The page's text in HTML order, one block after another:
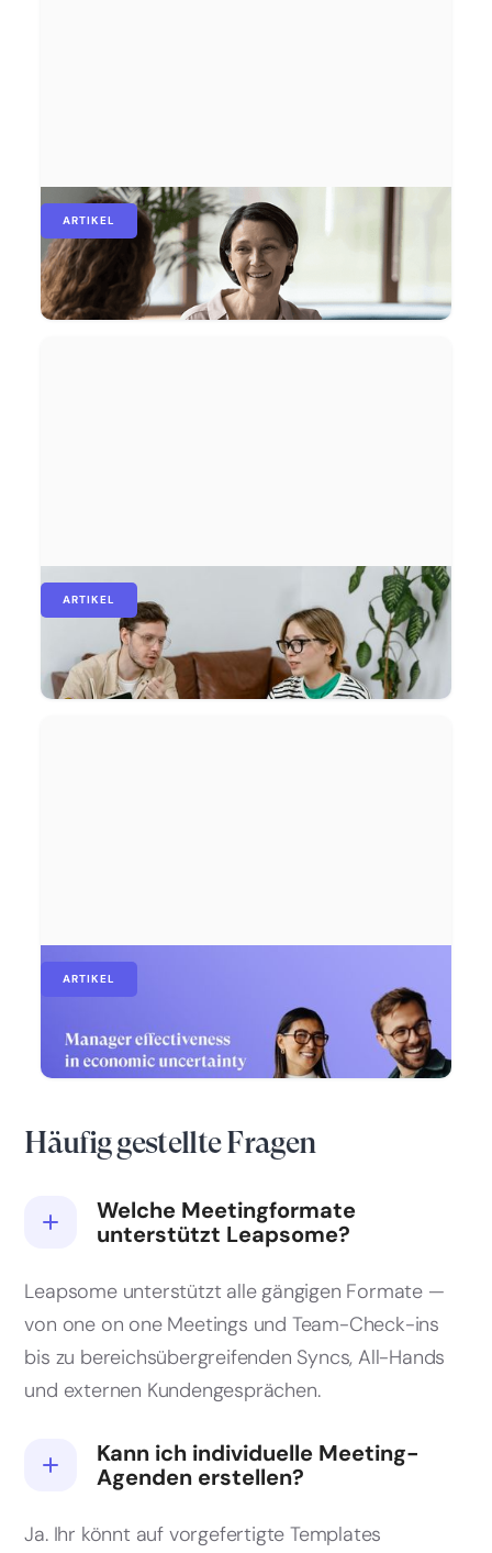
ARTIKEL
Skip-Level-Meetings: Umsetzung, Aufbau
und Tipps
ARTIKEL
Meetings am Arbeitsplatz: der ultimative
Leitfaden
ARTIKEL
Effektivität von Managern in unsicheren
Zeiten: Leitfaden 2026
Häufig gestellte Fragen
Welche Meetingformate
unterstützt Leapsome?
Leapsome unterstützt alle gängigen Formate —
von one on one Meetings und Team-Check-ins
bis zu bereichsübergreifenden Syncs, All-Hands
und externen Kundengesprächen.
Kann ich individuelle Meeting-
Agenden erstellen?
Ja. Ihr könnt auf vorgefertigte Templates